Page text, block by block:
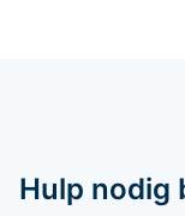
Hulp nodig